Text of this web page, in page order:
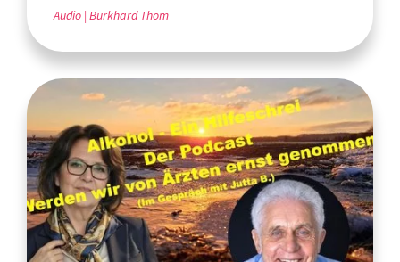
Audio Burkhard Thom